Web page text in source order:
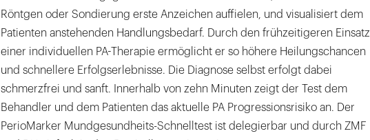
Röntgen oder Sondierung erste Anzeichen auffielen, und visualisiert dem
Patienten anstehenden Handlungsbedarf. Durch den frühzeitigeren Einsatz
einer individuellen PA-Therapie ermöglicht er so höhere Heilungschancen
und schnellere Erfolgserlebnisse. Die Diagnose selbst erfolgt dabei
schmerzfrei und sanft. Innerhalb von zehn Minuten zeigt der Test dem
Behandler und dem Patienten das aktuelle PA Progressionsrisiko an. Der
PerioMarker Mundgesundheits-Schnelltest ist delegierbar und durch ZMF